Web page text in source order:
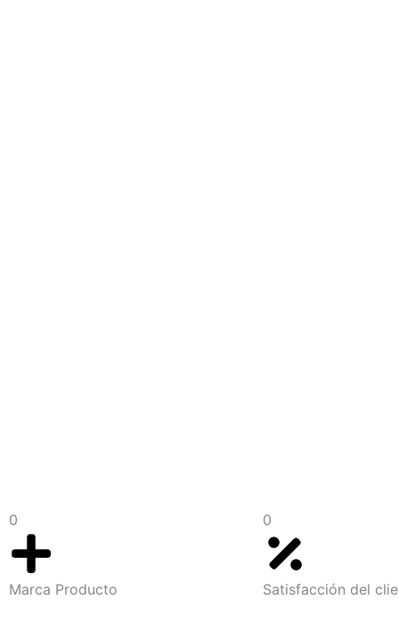
0
Marca Producto
0
Satisfacción del